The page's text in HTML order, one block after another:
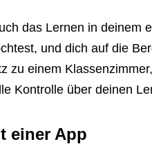
das Lernen in deinem
und dich auf die
zu einem
Kontrolle über deinen
einer App